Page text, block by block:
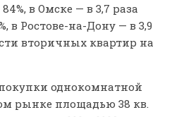
в Омске — в 3,7 раза
в Ростове-на-Дону — в 3,9
вторичных квартир на
однокомнатной
рынке площадью 38 кв.